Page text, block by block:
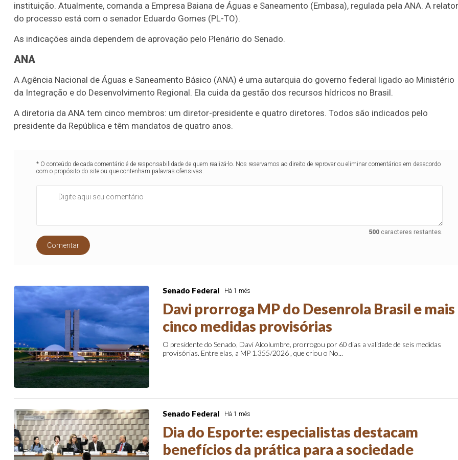
instituição. Atualmente, comanda a Empresa Baiana de Águas e Saneamento (Embasa), regulada pela ANA. A
do processo está com o senador Eduardo Gomes (PL-TO).
As indicações ainda dependem de aprovação pelo Plenário do Senado.
ANA
A Agência Nacional de Águas e Saneamento Básico (ANA) é uma autarquia do governo federal ligado ao Ministério
da Integração e do Desenvolvimento Regional. Ela cuida da gestão dos recursos hídricos no Brasil.
A diretoria da ANA tem cinco membros: um diretor-presidente e quatro diretores. Todos são indicados pelo
presidente da República e têm mandatos de quatro anos.
* O conteúdo de cada comentário é de responsabilidade de quem realizá-lo. Nos reservamos ao direito de reprovar ou eliminar comentários em desacordo
com o propósito do site ou que contenham palavras ofensivas.
500caracteres restantes.
Comentar
Senado Federal Há 1 mês
Davi prorroga MP do Desenrola Brasil e mais
cinco medidas provisórias
O presidente do Senado, Davi Alcolumbre, prorrogou por 60 dias a validade de seis medidas
provisórias. Entre elas, a MP 1.355/2026 , que criou o No...
Senado Federal Há 1 mês
Dia do Esporte: especialistas destacam
benefícios da prática para a sociedade